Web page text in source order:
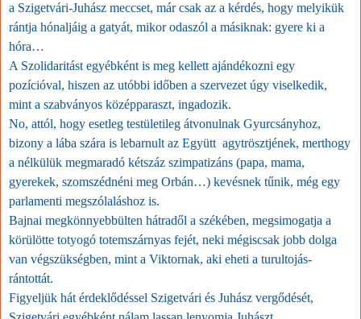
a Szigetvári-Juhász meccset, már csak az a kérdés, hogy melyikük
rántja hónaljáig a gatyát, mikor odaszól a másiknak: gyere ki a
hóra…
A Szolidaritást egyébként is meg kellett ajándékozni egy
pozícióval, hiszen az utóbbi időben a szervezet úgy viselkedik,
mint a szabványos középparaszt, ingadozik.
No, attól, hogy esetleg testületileg átvonulnak Gyurcsányhoz,
bizony a lába szára is lebarnult az Együtt agytrösztjének, merthogy
a nélkülük megmaradó kétszáz szimpatizáns (papa, mama,
gyerekek, szomszédnéni meg Orbán…) kevésnek tűnik, még egy
parlamenti megszólaláshoz is.
Bajnai megkönnyebbülten hátradől a székében, megsimogatja a
körülötte totyogó totemszárnyas fejét, neki mégiscsak jobb dolga
van végszükségben, mint a Viktornak, aki eheti a turultojás-
rántottát.
Figyeljük hát érdeklődéssel Szigetvári és Juhász vergődését,